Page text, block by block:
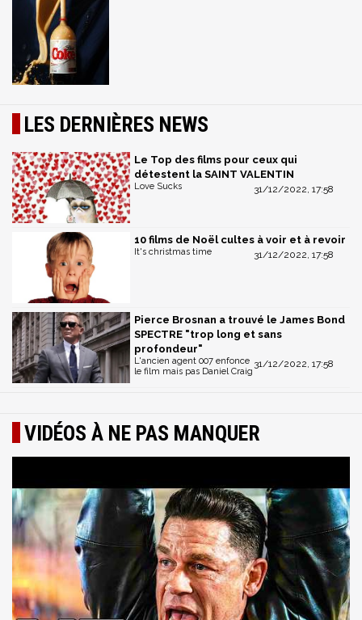
LES DERNIÈRES NEWS
Le Top des films pour ceux qui
détestent la SAINT VALENTIN
31/12/2022, 17:58
Love Sucks
10 films de Noël cultes à voir et à revoir
31/12/2022, 17:58
It's christmas time
Pierce Brosnan a trouvé le James Bond
SPECTRE "trop long et sans
profondeur"
31/12/2022, 17:58
L'ancien agent 007 enfonce
le film mais pas Daniel Craig
VIDÉOS À NE PAS MANQUER